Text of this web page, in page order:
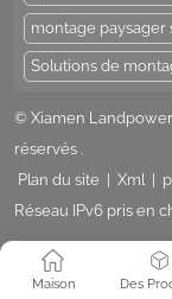
montage paysager
Solutions de
© Xiamen
réservés .
Plan du site
Xml
Réseau IPv6 pris en
Maison Des